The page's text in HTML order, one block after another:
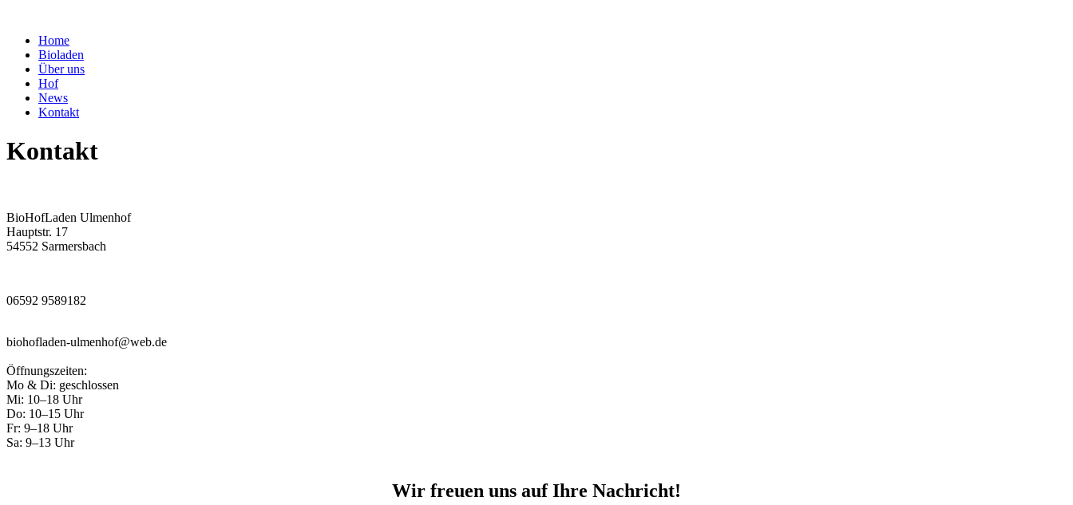
Home
Bioladen
Über uns
Hof
News
Kontakt
Kontakt
BioHofLaden Ulmenhof
Hauptstr. 17
54552 Sarmersbach
06592 9589182
biohofladen-ulmenhof@web.de
Öffnungszeiten:
Mo & Di: geschlossen
Mi: 10–18 Uhr
Do: 10–15 Uhr
Fr: 9–18 Uhr
Sa: 9–13 Uhr
Wir freuen uns auf Ihre Nachricht!